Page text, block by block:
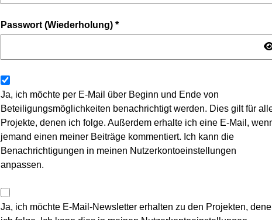
Passwort (Wiederholung) *
Ja, ich möchte per E-Mail über Beginn und Ende von
Beteiligungsmöglichkeiten benachrichtigt werden. Dies gilt für
Projekte, denen ich folge. Außerdem erhalte ich eine E-Mail,
jemand einen meiner Beiträge kommentiert. Ich kann die
Benachrichtigungen in meinen Nutzerkontoeinstellungen
anpassen.
Ja, ich möchte E-Mail-Newsletter erhalten zu den Projekten,